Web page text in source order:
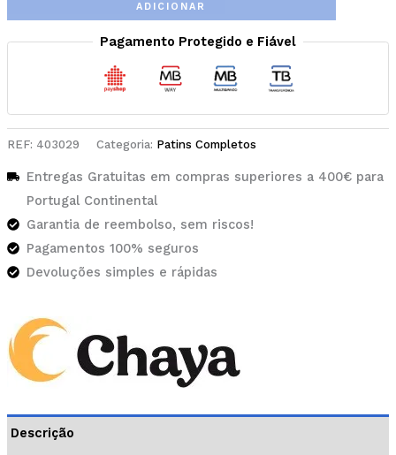
ADICIONAR
Pagamento Protegido e Fiável
REF: 403029 Categoria: Patins Completos
Entregas Gratuitas em compras superiores a 400€ para
Portugal Continental
Garantia de reembolso, sem riscos!
Pagamentos 100% seguros
Devoluções simples e rápidas
Descrição